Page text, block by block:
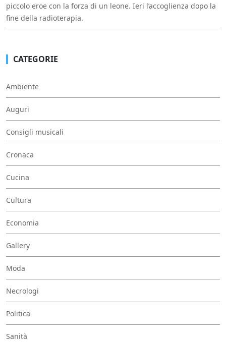
piccolo eroe con la forza di un leone. Ieri l’accoglienza dopo la
fine della radioterapia.
CATEGORIE
Ambiente
Auguri
Consigli musicali
Cronaca
Cucina
Cultura
Economia
Gallery
Moda
Necrologi
Politica
Sanità